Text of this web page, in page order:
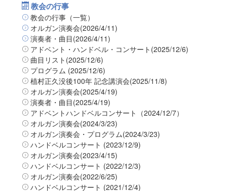
教会の行事
教会の行事（一覧）
オルガン演奏会(2026/4/11)
演奏者・曲目(2026/4/11)
アドベント・ハンドベル・コンサート(2025/12/6)
曲目リスト(2025/12/6)
プログラム (2025/12/6)
植村正久没後100年 記念講演会(2025/11/8)
オルガン演奏会(2025/4/19)
演奏者・曲目(2025/4/19)
アドベントハンドベルコンサート（2024/12/7）
オルガン演奏会(2024/3/23)
オルガン演奏会・プログラム(2024/3/23)
ハンドベルコンサート (2023/12/9)
オルガン演奏会(2023/4/15)
ハンドベルコンサート (2022/12/3)
オルガン演奏会(2022/6/25)
ハンドベルコンサート (2021/12/4)